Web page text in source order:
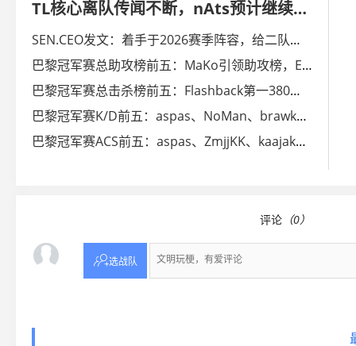
TL核心离队传闻不断，nAts预计继续留队出战
SEN.CEO发文：着手于2026赛季阵容，给二队选手试训机会
巴黎冠军赛总助攻榜前五：MaKo引领助攻榜，Ethan第四157
巴黎冠军赛总击杀榜前五：Flashback第一380，aspas第五319
巴黎冠军赛K/D前五：aspas、NoMan、brawk上榜
巴黎冠军赛ACS前五：aspas、ZmjjKK、kaajak上榜
评论 （0）
选战队